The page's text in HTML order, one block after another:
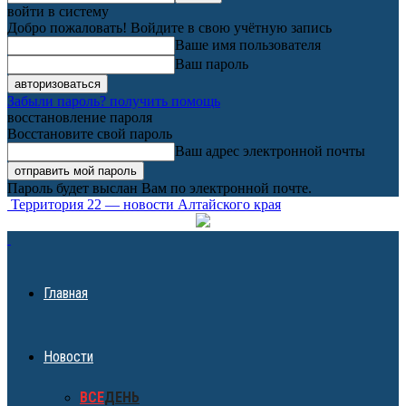
войти в систему
Добро пожаловать! Войдите в свою учётную запись
Ваше имя пользователя
Ваш пароль
Забыли пароль? получить помощь
восстановление пароля
Восстановите свой пароль
Ваш адрес электронной почты
Пароль будет выслан Вам по электронной почте.
Территория 22 — новости Алтайского края
Главная
Новости
ВСЕДЕНЬ